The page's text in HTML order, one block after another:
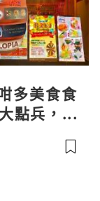
多美食食
點兵，深
料理與南